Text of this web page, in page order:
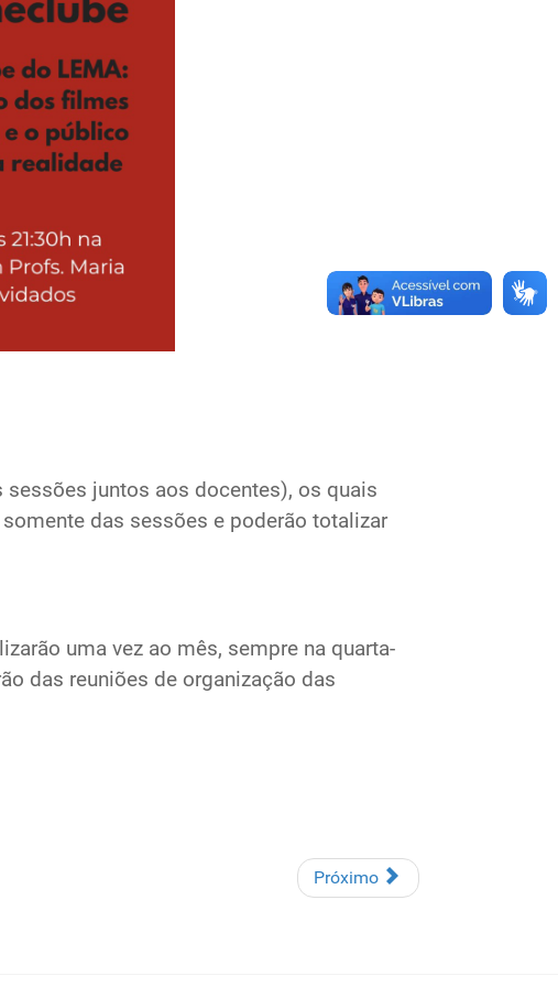
juntos aos docentes), os quais
das sessões e poderão totalizar
uma vez ao mês, sempre na quarta-
das reuniões de organização das
Próximo